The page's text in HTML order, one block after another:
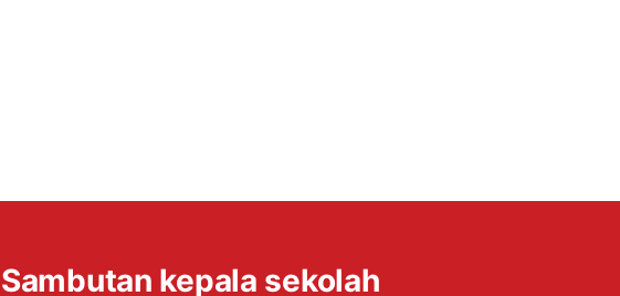
Sambutan kepala sekolah